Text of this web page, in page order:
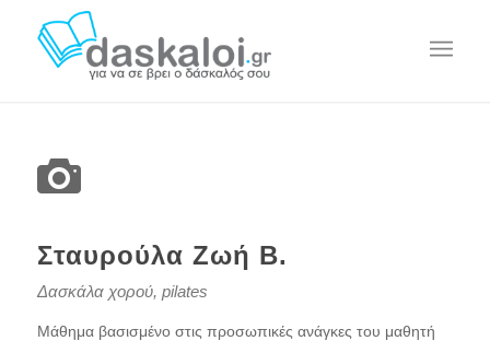
Σταυρούλα Ζωή Β.
Δασκάλα χορού, pilates
Μάθημα βασισμένο στις προσωπικές ανάγκες του μαθητή